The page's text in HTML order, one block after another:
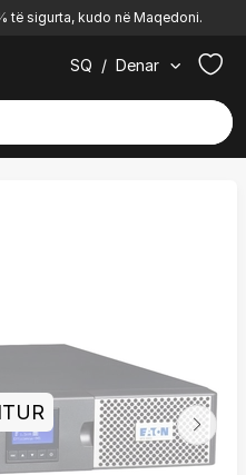
të sigurta, kudo në Maqedoni.
SQ / Denar